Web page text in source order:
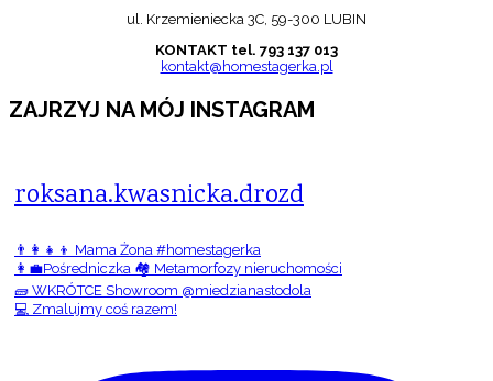
ul. Krzemieniecka 3C, 59-300 LUBIN
KONTAKT tel. 793 137 013
kontakt@homestagerka.pl
ZAJRZYJ NA MÓJ INSTAGRAM
roksana.kwasnicka.drozd
👨‍👩‍👧‍👦 Mama Żona #homestagerka
👩‍💼Pośredniczka 🏘️ Metamorfozy nieruchomości
🧱 WKRÓTCE Showroom @miedzianastodola
💻 Zmalujmy coś razem!